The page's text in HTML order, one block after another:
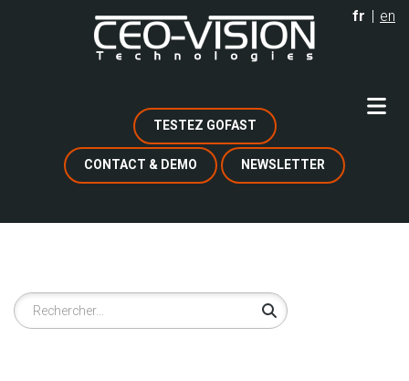
fr en
TESTEZ GOFAST
CONTACT & DEMO NEWSLETTER
Rechercher